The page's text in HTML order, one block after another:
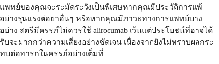
แพทย์ของคุณจะระมัดระวังเป็นพิเศษหากคุณมีประวัติการแพ้
อย่างรุนแรงต่อยาอื่นๆ หรือหากคุณมีภาวะทางการแพทย์บาง
อย่าง สตรีมีครรภ์ไม่ควรใช้ alirocumab เว้นแต่ประโยชน์ที่อาจได้
รับจะมากกว่าความเสี่ยงอย่างชัดเจน เนื่องจากยังไม่ทราบผลกระ
ทบต่อทารกในครรภ์อย่างเต็มที่